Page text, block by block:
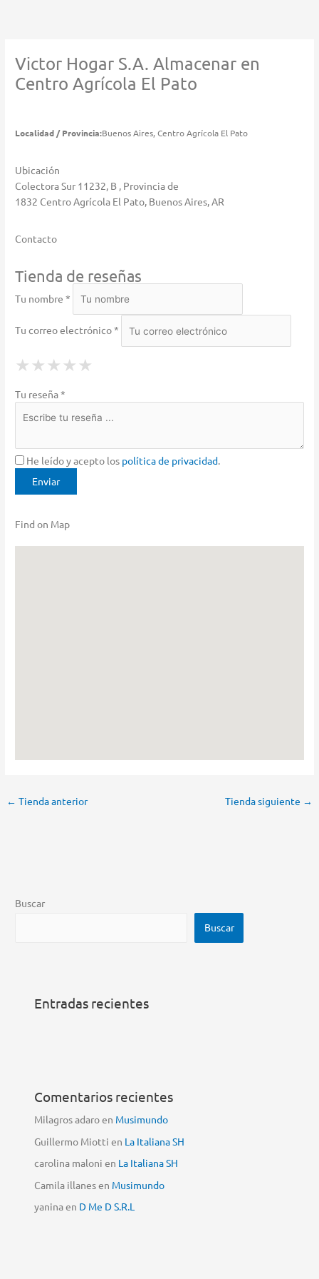
Victor Hogar S.A.Almacenar en
Centro Agrícola El Pato
Localidad / Provincia:Buenos Aires, Centro Agrícola El Pato
Ubicación
Colectora Sur 11232, B , Provincia de
1832 Centro Agrícola El Pato, Buenos Aires, AR
Contacto
Tienda de reseñas
Tu nombre *
Tu correo electrónico *
★ 1 Star
★ ★ 2 Stars
★ ★ ★ 3 Stars
★ ★ ★ ★ 4 Stars
★ ★ ★ ★ ★
Tu reseña *
He leído y acepto los política de privacidad.
Find on Map
← Tienda anterior Tienda siguiente →
Buscar
Buscar
Entradas recientes
Comentarios recientes
Milagros adaroen Musimundo
Guillermo Miotti en La Italiana SH
carolina maloni en La Italiana SH
Camila illanesen Musimundo
yaninaen D Me D S.R.L